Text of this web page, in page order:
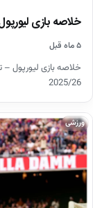
خلاصه بازی لیورپول 1 – تاتنهام 1 (لیگ برتر
۵ ماه قبل
2025/26
ورزشی